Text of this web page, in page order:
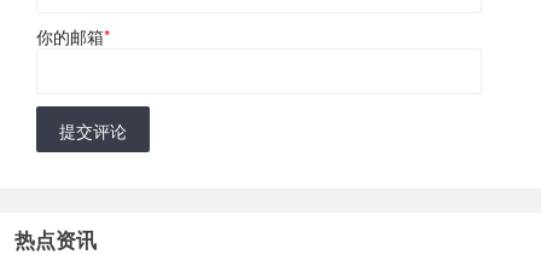
你的邮箱*
提交评论
热点资讯